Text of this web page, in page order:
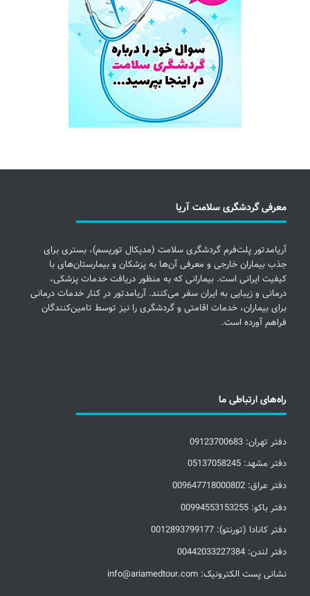
معرفی گردشگری سلامت آریا
آریامدتور پلت‌فرم گردشگری سلامت (مدیکال توریسم)، بستری برای
جذب بیماران خارجی و معرفی آن‌ها به پزشکان و بیمارستان‌های با
کیفیت ایرانی است. بیمارانی که به منظور دریافت خدمات پزشکی،
درمانی و زیبایی به ایران سفر می‌کنند. آریامدتور در کنار خدمات درمانی
برای بیماران، خدمات اقامتی و گردشگری را نیز توسط تامین‌کنندگان
فراهم آورده است.
راه‌های ارتباطی ما
دفتر تهران: 09123700683
دفتر مشهد: 05137058245
دفتر عراق: 009647718000802
دفتر باکو: 00994553153255
دفتر کانادا (تورنتو): 0012893799177
دفتر لندن: 00442033227384
نشانی پست الکترونیک: info@ariamedtour.com